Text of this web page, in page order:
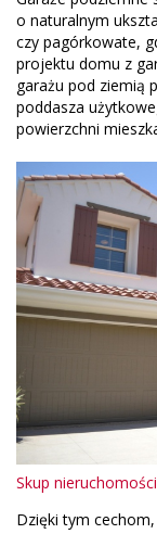
o naturalnym
czy pagórkowate,
projektu domu z
garażu pod ziemią
poddasza
powierzchni
Skup
Dzięki tym cechom,